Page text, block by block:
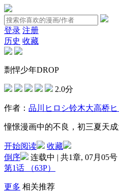
登录 注册
历史 收藏
剽悍少年DROP
2.0分
作者： 品川ヒロシ铃木大高桥
憧憬漫画中的不良，初三夏天
开始阅读
收藏
倒序
连载中 | 共1章, 07月05号
第1话
（63P）
更多 相关推荐